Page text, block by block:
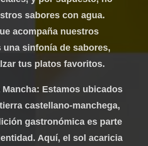
sabores con agua.
acompaña nuestros
una sinfonía de sabores,
tus platos favoritos.
Mancha: Estamos ubicados
castellano-manchega,
gastronómica es parte
Aquí, el sol acaricia